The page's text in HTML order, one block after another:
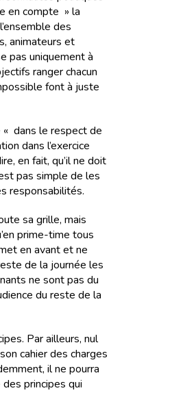
en compte » la
des
animateurs et
pas uniquement à
ranger chacun
font à juste
« dans le respect de
dans l’exercice
en fait, qu’il ne doit
pas simple de les
responsabilités.
sa grille, mais
prime-time tous
en avant et ne
de la journée les
ne sont pas du
du reste de la
Par ailleurs, nul
cahier des charges
il ne pourra
principes qui